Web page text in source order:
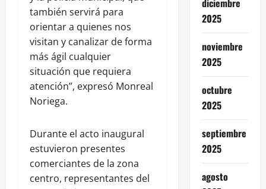
también servirá para
orientar a quienes nos
visitan y canalizar de forma
más ágil cualquier
situación que requiera
atención”, expresó Monreal
Noriega.
Durante el acto inaugural
estuvieron presentes
comerciantes de la zona
centro, representantes del
diciembre
2025
noviembre
2025
octubre
2025
septiembre
2025
agosto